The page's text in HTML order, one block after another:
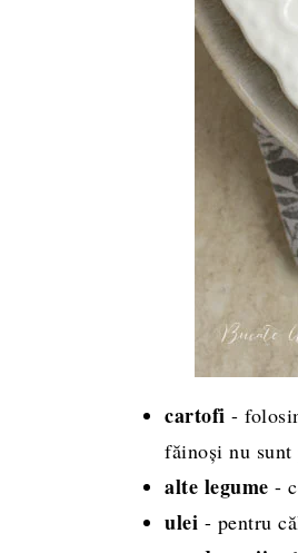
cartofi -
făinoși nu
alte legume -
ulei - pentru